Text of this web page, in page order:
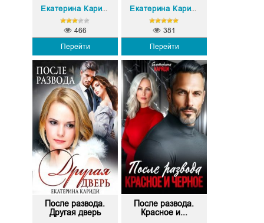
Екатерина Кариди
Перейти
466
Екатерина Кариди
Перейти
381
После развода.
Другая дверь
После развода.
Красное и...